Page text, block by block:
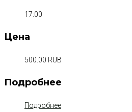
17:00
Цена
500.00 RUB
Подробнее
Подробнее